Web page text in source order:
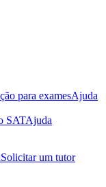
para examesAjuda
SATAjuda
Solicitar um tutor